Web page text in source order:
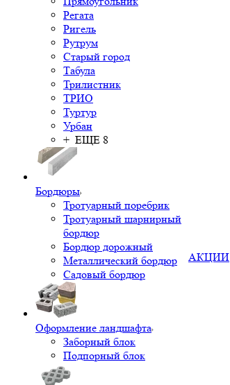
Регата
Ригель
Рутрум
Старый город
Табула
Трилистник
ТРИО
Туртур
Урбан
+ ЕЩЕ 8
Бордюры
Тротуарный поребрик
Тротуарный шарнирный
бордюр
Бордюр дорожный
Металлический бордюр
Садовый бордюр
Оформление ландшафта
Заборный блок
Подпорный блок
АКЦИИ